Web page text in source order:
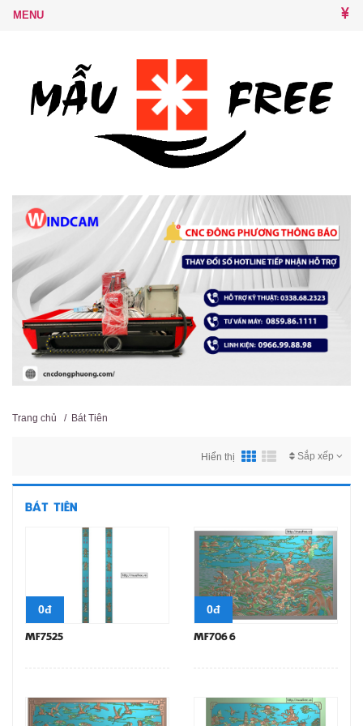
Trang chủ / Bát Tiên
Sắp xếp
Hiển thị
BÁT TIÊN
0đ
MF7525
0đ
MF7066